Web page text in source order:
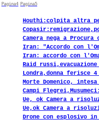
Pagina4 Pagina5
Houthi:colpita altra
Camera nega a
Iran: "Accordo con
Iran: accordo con
Raid
Londra,donna ferisce
Morte Domenico,
Campi
Ue, ok Camera a
Ue,ok Camera a
Drone con esplosivo